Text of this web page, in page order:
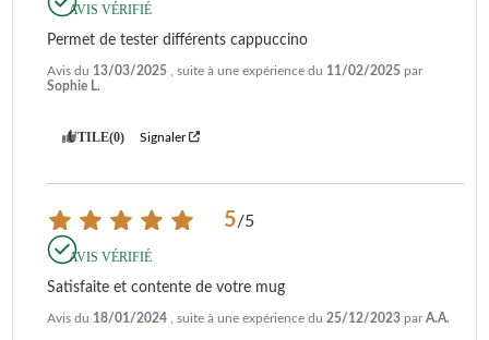
AVIS VÉRIFIÉ
Permet de tester différents cappuccino
Avis du 13/03/2025 , suite à une expérience du 11/02/2025 par
Sophie L.
UTILE(0) Signaler
5/5
AVIS VÉRIFIÉ
Satisfaite et contente de votre mug
Avis du 18/01/2024 , suite à une expérience du 25/12/2023 parA.A.